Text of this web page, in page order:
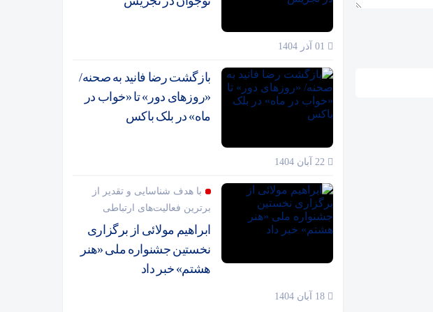
بازگشت رضا فانید به صحنه/
«روزهای دور» تا «خواب در
ماه» در بلک باکس
با هدف شناسایی و تقدیر از
برترین فعالیت‌های ارتباطی
ابراهیم مولائی از برگزاری
نخستین جشنواره ملی «هنر
هشتم» خبر داد